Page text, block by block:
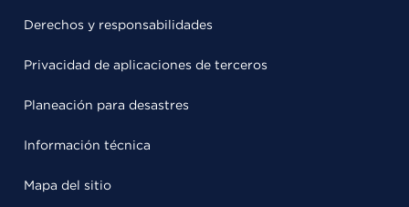
Derechos y responsabilidades
Privacidad de aplicaciones de terceros
Planeación para desastres
Información técnica
Mapa del sitio